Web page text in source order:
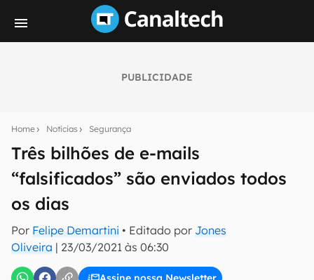
PUBLICIDADE
Home Notícias Segurança
Três bilhões de e-mails
“falsificados” são enviados todos
os dias
Por Felipe Demartini • Editado por Jones
Oliveira | 23/03/2021 às 06:30
notícias e reviews sobre tecnologia em primeira
mão.
E-mail
inscreva-se